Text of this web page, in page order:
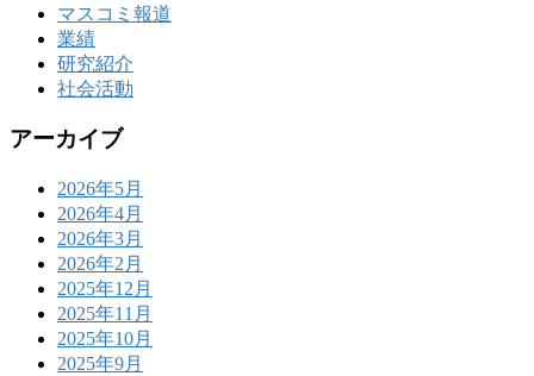
マスコミ報道
業績
研究紹介
社会活動
アーカイブ
2026年5月
2026年4月
2026年3月
2026年2月
2025年12月
2025年11月
2025年10月
2025年9月